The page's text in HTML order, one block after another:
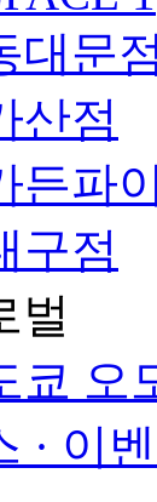
대문점
산점
든파
구점
벌
쿄 오
· 이